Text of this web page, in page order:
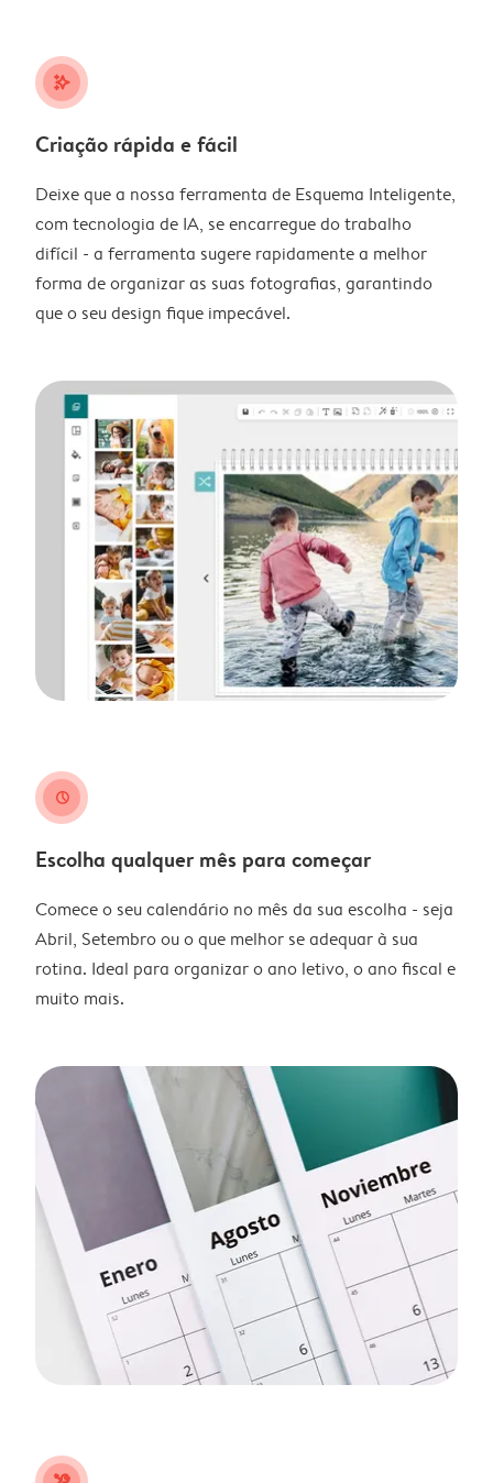
stars_plus
Criação rápida e fácil
Deixe que a nossa ferramenta de Esquema Inteligente,
com tecnologia de IA, se encarregue do trabalho
difícil - a ferramenta sugere rapidamente a melhor
forma de organizar as suas fotografias, garantindo
que o seu design fique impecável.
clock
Escolha qualquer mês para começar
Comece o seu calendário no mês da sua escolha - seja
Abril, Setembro ou o que melhor se adequar à sua
rotina. Ideal para organizar o ano letivo, o ano fiscal e
muito mais.